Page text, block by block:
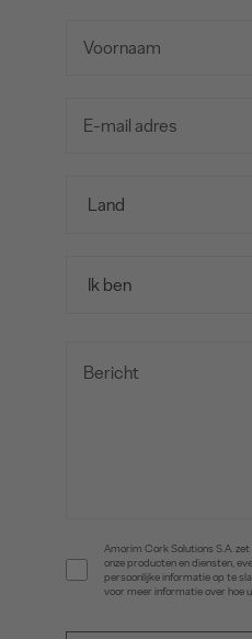
Amorim Cork Solutions S.A.
onze producten en diensten,
persoonlijke informatie op te
voor meer informatie over hoe